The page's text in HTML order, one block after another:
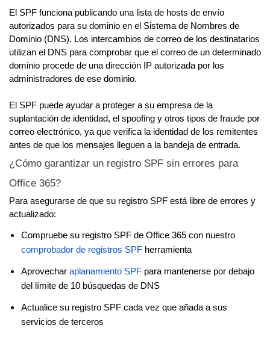
El SPF funciona publicando una lista de hosts de envío
autorizados para su dominio en el Sistema de Nombres de
Dominio (DNS). Los intercambios de correo de los destinatarios
utilizan el DNS para comprobar que el correo de un determinado
dominio procede de una dirección IP autorizada por los
administradores de ese dominio.
El SPF puede ayudar a proteger a su empresa de la
suplantación de identidad, el spoofing y otros tipos de fraude por
correo electrónico, ya que verifica la identidad de los remitentes
antes de que los mensajes lleguen a la bandeja de entrada.
¿Cómo garantizar un registro SPF sin errores para
Office 365?
Para asegurarse de que su registro SPF está libre de errores y
actualizado:
Compruebe su registro SPF de Office 365 con nuestro
comprobador de registros SPF herramienta
Aprovechar aplanamiento SPF para mantenerse por debajo
del límite de 10 búsquedas de DNS
Actualice su registro SPF cada vez que añada a sus
servicios de terceros